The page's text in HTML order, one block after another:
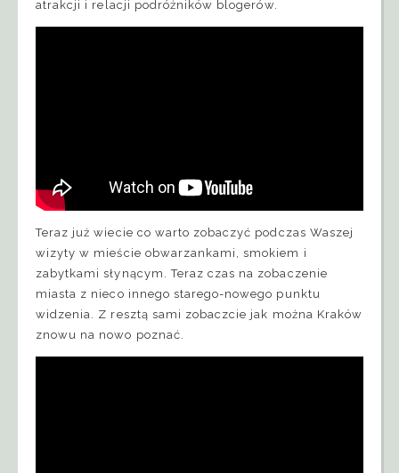
atrakcji i relacji podróżników blogerów.
Teraz już wiecie co warto zobaczyć podczas Waszej
wizyty w mieście obwarzankami, smokiem i
zabytkami słynącym. Teraz czas na zobaczenie
miasta z nieco innego starego-nowego punktu
widzenia. Z resztą sami zobaczcie jak można Kraków
znowu na nowo poznać.